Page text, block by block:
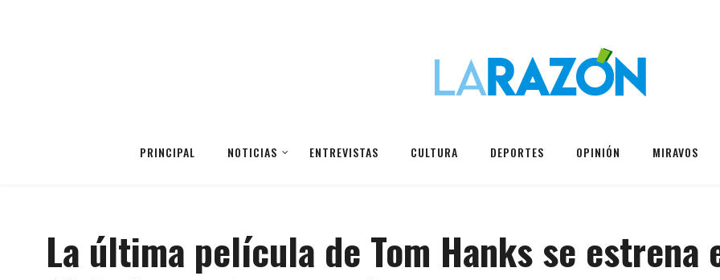
PRINCIPAL NOTICIAS ENTREVISTAS CULTURA DEPORTES OPINIÓN MIRAVOS
La última película de Tom Hanks se estrena